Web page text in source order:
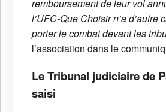
remboursement de leur vol
l’UFC-Que Choisir n’a d’autre
porter le combat devant les
l’association dans le
Le Tribunal judiciaire de
saisi